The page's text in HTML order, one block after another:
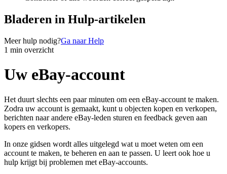
Bladeren in Hulp-artikelen
Meer hulp nodig?Ga naar Help
1 min overzicht
Uw eBay-account
Het duurt slechts een paar minuten om een eBay-account te maken.
Zodra uw account is gemaakt, kunt u objecten kopen en verkopen,
berichten naar andere eBay-leden sturen en feedback geven aan
kopers en verkopers.
In onze gidsen wordt alles uitgelegd wat u moet weten om een
account te maken, te beheren en aan te passen. U leert ook hoe u
hulp krijgt bij problemen met eBay-accounts.